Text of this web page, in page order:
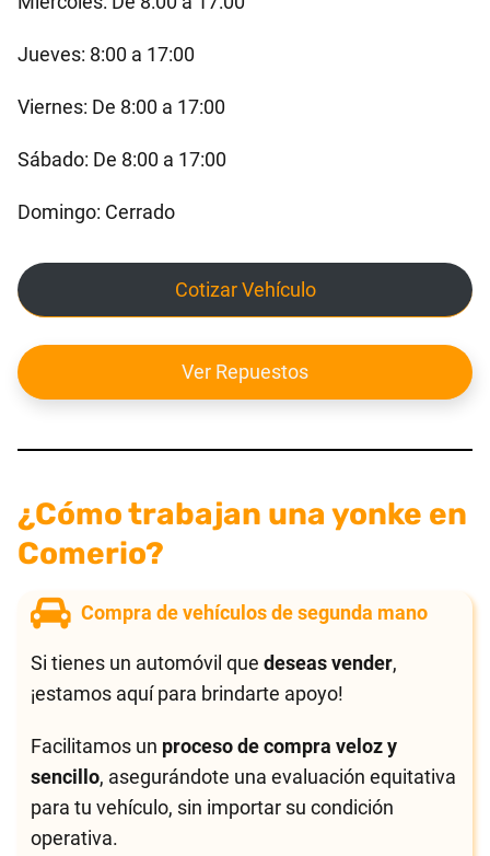
Jueves: 8:00 a 17:00
Viernes: De 8:00 a 17:00
Sábado: De 8:00 a 17:00
Domingo: Cerrado
Cotizar Vehículo
Ver Repuestos
¿Cómo trabajan una yonke en
Comerio?
Compra de vehículos de segunda mano
Si tienes un automóvil quedeseas vender,
¡estamos aquí para brindarte apoyo!
Facilitamos un proceso de compra veloz y
sencillo, asegurándote una evaluación equitativa
para tu vehículo, sin importar su condición
operativa.